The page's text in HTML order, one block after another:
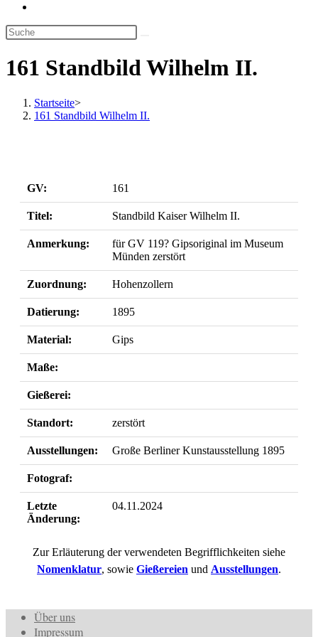
umschalten
161 Standbild Wilhelm II.
Startseite>
161 Standbild Wilhelm II.
GV: 161
Titel: Standbild Kaiser Wilhelm II.
Anmerkung:
für GV 119? Gipsoriginal im Museum
Münden zerstört
Zuordnung: Hohenzollern
Datierung: 1895
Material: Gips
Maße:
Gießerei:
Standort: zerstört
Ausstellungen: Große Berliner Kunstausstellung 1895
Fotograf:
Letzte
Änderung:
04.11.2024
Zur Erläuterung der verwendeten Begrifflichkeiten siehe
Nomenklatur, sowie Gießereien und Ausstellungen.
Über uns
Impressum